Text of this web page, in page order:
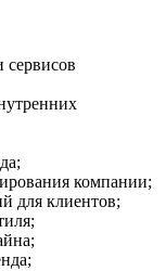
сервисов
компании;
для клиентов;